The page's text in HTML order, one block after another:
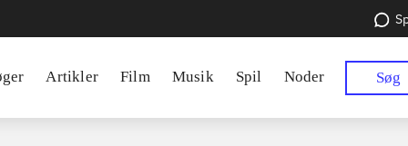
Artikler Film Musik Spil Noder Søg